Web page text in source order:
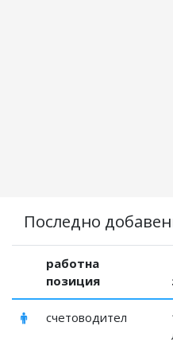
Последно
работна
позиция
счетоводител